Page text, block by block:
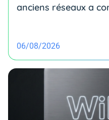
anciens réseaux a
06/08/2026